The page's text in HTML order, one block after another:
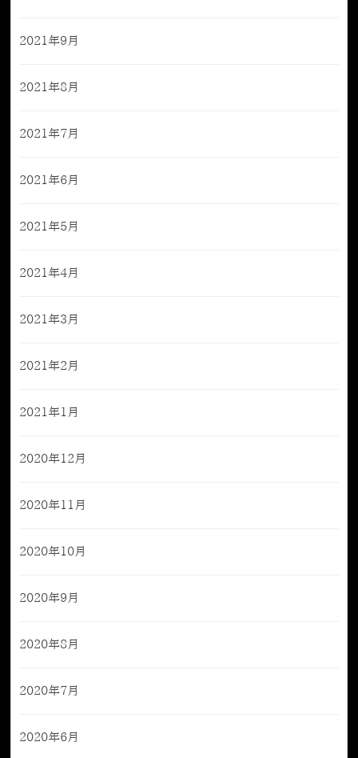
2021年9月
2021年8月
2021年7月
2021年6月
2021年5月
2021年4月
2021年3月
2021年2月
2021年1月
2020年12月
2020年11月
2020年10月
2020年9月
2020年8月
2020年7月
2020年6月